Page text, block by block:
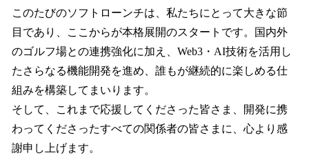
このたびのソフトローンチは、私たちにとって大きな節
目であり、ここからが本格展開のスタートです。国内外
のゴルフ場との連携強化に加え、Web3・AI技術を活用し
たさらなる機能開発を進め、誰もが継続的に楽しめる仕
組みを構築してまいります。
そして、これまで応援してくださった皆さま、開発に携
わってくださったすべての関係者の皆さまに、心より感
謝申し上げます。